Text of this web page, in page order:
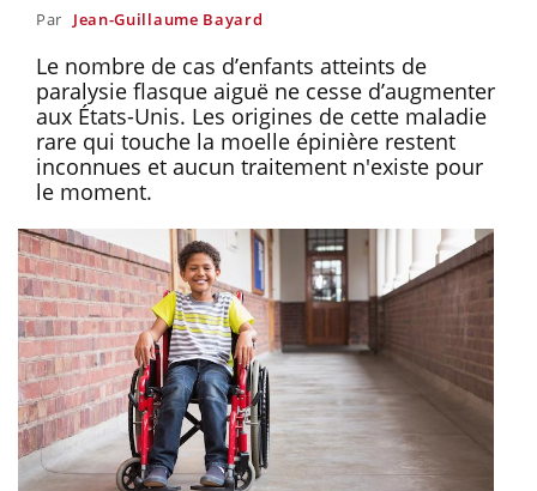
Par Jean-Guillaume Bayard
Le nombre de cas d’enfants atteints de
paralysie flasque aiguë ne cesse d’augmenter
aux États-Unis. Les origines de cette maladie
rare qui touche la moelle épinière restent
inconnues et aucun traitement n'existe pour
le moment.